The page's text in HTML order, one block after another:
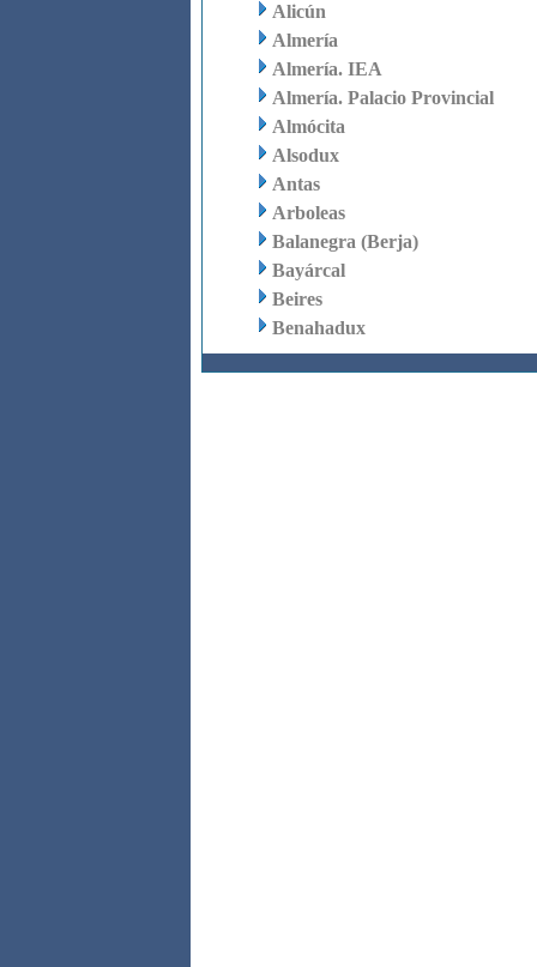
Alicún
Almería
Almería. IEA
Almería. Palacio Provincial
Almócita
Alsodux
Antas
Arboleas
Balanegra (Berja)
Bayárcal
Beires
Benahadux